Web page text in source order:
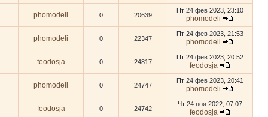
phomodeli 0 20639
Пт 24 фев 2023, 23:10
phomodeli
phomodeli 0 22347
Пт 24 фев 2023, 21:53
phomodeli
feodosja 0 24817
Пт 24 фев 2023, 20:52
feodosja
phomodeli 0 24747
Пт 24 фев 2023, 20:41
phomodeli
feodosja 0 24742
Чт 24 ноя 2022, 07:07
feodosja